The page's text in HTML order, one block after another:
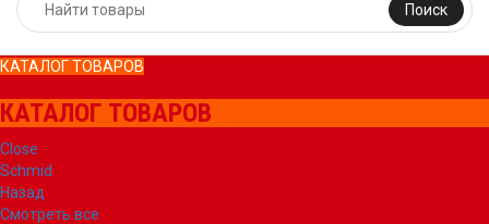
Поиск
КАТАЛОГ ТОВАРОВ
КАТАЛОГ ТОВАРОВ
Close
Schmid
Назад
Смотреть все